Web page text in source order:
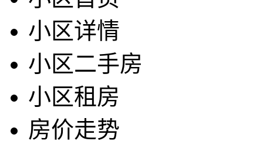
小区详情
小区二手房
小区租房
房价走势